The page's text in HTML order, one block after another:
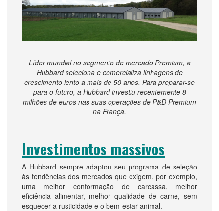
Líder mundial no segmento de mercado Premium, a
Hubbard seleciona e comercializa linhagens de
crescimento lento a mais de 50 anos. Para preparar-se
para o futuro, a Hubbard investiu recentemente 8
milhões de euros nas suas operações de P&D Premium
na França.
Investimentos massivos
A Hubbard sempre adaptou seu programa de seleção
às tendências dos mercados que exigem, por exemplo,
uma melhor conformação de carcassa, melhor
eficiência alimentar, melhor qualidade de carne, sem
esquecer a rusticidade e o bem-estar animal.